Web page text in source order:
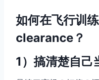
如何在飞行训
clearance？
1）搞清楚自己